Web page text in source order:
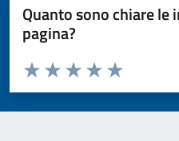
Quanto sono chiare
pagina?
Valuta da 1 a 5 stelle la pagina
Valuta 5
Valuta 4 stelle
Valuta 3 stelle su 5
Valuta 2 stelle su 5
Valuta 1 stelle su 5